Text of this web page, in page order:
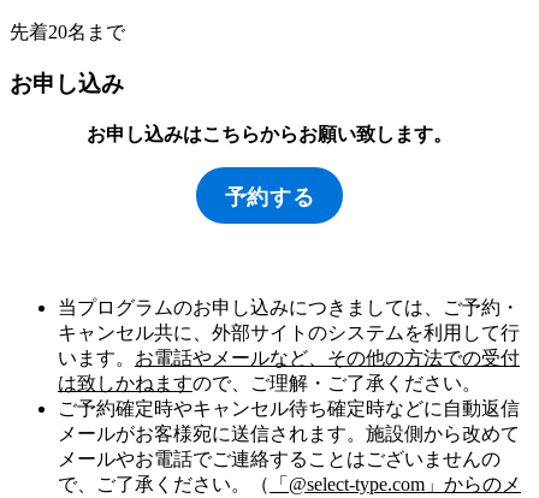
先着20名まで
お申し込み
お申し込みはこちらからお願い致します。
予約する
当プログラムのお申し込みにつきましては、ご予約・
キャンセル共に、外部サイトのシステムを利用して行
います。 お電話やメールなど、その他の方法での受付
は致しかねますので、ご理解・ご了承ください。
ご予約確定時やキャンセル待ち確定時などに自動返信
メールがお客様宛に送信されます。施設側から改めて
メールやお電話でご連絡することはございませんの
で、ご了承ください。（
「@select-type.com」からのメ